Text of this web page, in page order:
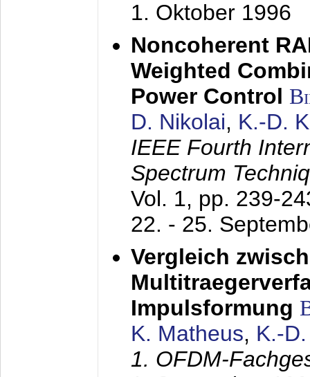
1. Oktober 1996
Noncoherent
Weighted
Power Control
D. Nikolai, K.-D.
IEEE Fourth
Spectrum
Vol. 1, pp. 239-
22. - 25.
Vergleich
Impulsformung
K. Matheus, K.-
1. OFDM-